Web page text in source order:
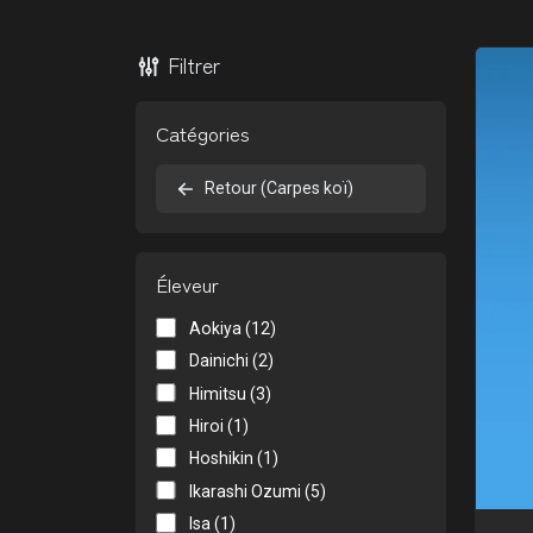
Filtrer
Catégories
Retour (Carpes koï)
Éleveur
Aokiya (12)
Dainichi (2)
Himitsu (3)
Hiroi (1)
Hoshikin (1)
Ikarashi Ozumi (5)
Isa (1)